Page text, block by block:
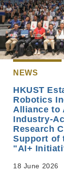
NEWS
HKUST
Robotics
Alliance to
Industry-
Research
Support of
"AI+
18 June 2026